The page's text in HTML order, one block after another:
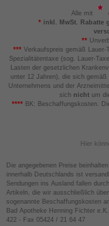
Alle mit
*inkl. MwSt. Rabatte
**
*** Verkaufspreis gemäß Lauer-
Spezialitätentaxe (sog. Lauer-
Lasten der gesetzlichen
unter 12 Jahren), die sich
Unternehmens und der
sich nicht um
****BK: Beschaffungskosten.
Hier
Die angegebenen Preise
innerhalb Deutschlands ist
Sendungen ins Ausland fallen
Artikeln, die wir ausschließlich
sogenannte Beschaffungskosten
Bad Apotheke Henning Fichter
422 - Fax 05424 / 21 64 47